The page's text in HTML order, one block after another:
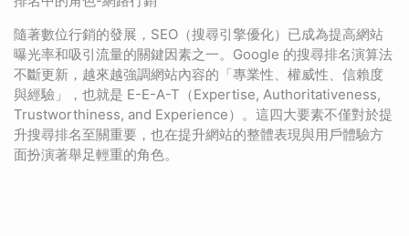
隨著數位行銷的發展，SEO（搜尋引擎優化）已成為提高網站
曝光率和吸引流量的關鍵因素之一。Google 的搜尋排名演算法
不斷更新，越來越強調網站內容的「專業性、權威性、信賴度
與經驗」，也就是 E-E-A-T（Expertise, Authoritativeness,
Trustworthiness, and Experience）。這四大要素不僅對於提
升搜尋排名至關重要，也在提升網站的整體表現與用戶體驗方
面扮演著舉足輕重的角色。